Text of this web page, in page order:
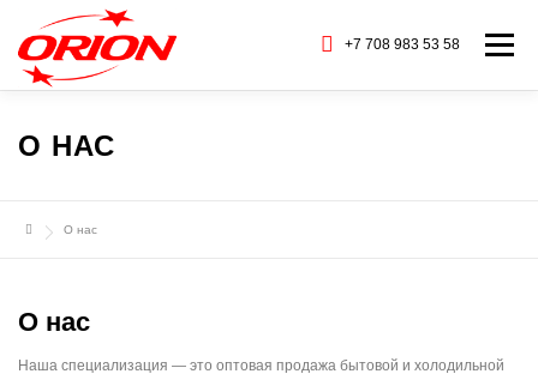
содержимому
+7 708 983 53 58 Меню
О НАС
О нас
О нас
Наша специализация — это оптовая продажа бытовой и холодильной